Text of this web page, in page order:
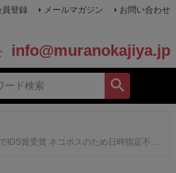
員登録 メールマガジン お問い合わせ
info@muranokajiya.jp
ネコポスのため日時指定不可 エリステ